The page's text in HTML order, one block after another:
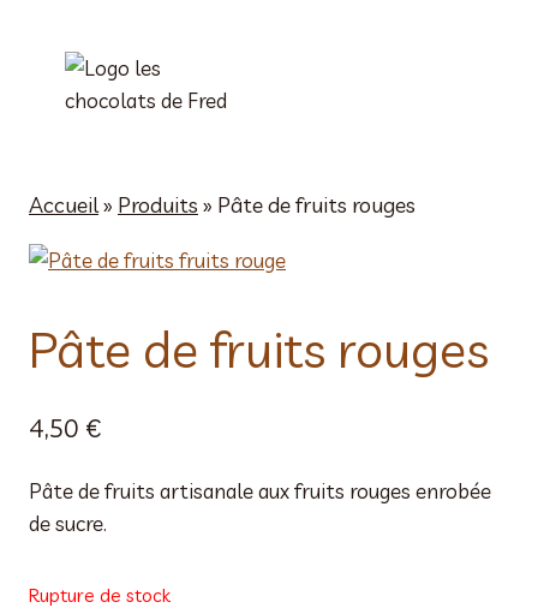
Accueil» Produits » Pâte de fruits rouges
Pâte de fruits rouges
4,50 €
Pâte de fruits artisanale aux fruits rouges enrobée
de sucre.
Rupture de stock